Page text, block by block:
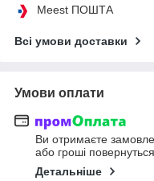
Meest ПОШТА
Всі умови доставки
Умови оплати
Ви отримаєте
або гроші
Детальніше